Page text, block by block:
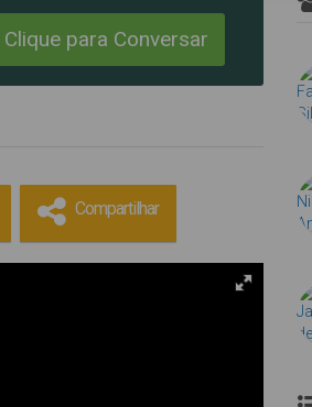
Clique para Conversar
Compartilhar